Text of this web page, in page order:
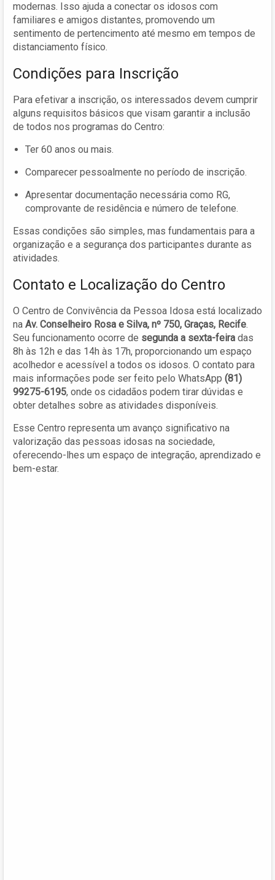
modernas. Isso ajuda a conectar os idosos com
familiares e amigos distantes, promovendo um
sentimento de pertencimento até mesmo em tempos de
distanciamento físico.
Condições para Inscrição
Para efetivar a inscrição, os interessados devem cumprir
alguns requisitos básicos que visam garantir a inclusão
de todos nos programas do Centro:
Ter 60 anos ou mais.
Comparecer pessoalmente no período de inscrição.
Apresentar documentação necessária como RG,
comprovante de residência e número de telefone.
Essas condições são simples, mas fundamentais para a
organização e a segurança dos participantes durante as
atividades.
Contato e Localização do Centro
O Centro de Convivência da Pessoa Idosa está localizado
na Av. Conselheiro Rosa e Silva, nº 750, Graças, Recife.
Seu funcionamento ocorre de segunda a sexta-feira das
8h às 12h e das 14h às 17h, proporcionando um espaço
acolhedor e acessível a todos os idosos. O contato para
mais informações pode ser feito pelo WhatsApp (81)
99275-6195, onde os cidadãos podem tirar dúvidas e
obter detalhes sobre as atividades disponíveis.
Esse Centro representa um avanço significativo na
valorização das pessoas idosas na sociedade,
oferecendo-lhes um espaço de integração, aprendizado e
bem-estar.